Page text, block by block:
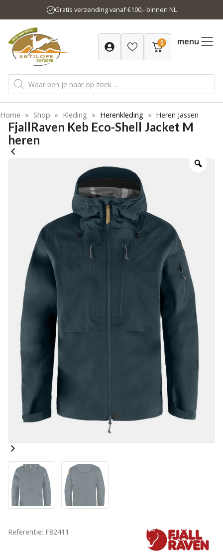
naar
inhoud
Gratis verzending vanaf €100,- binnen NL
0 menu
Producten
zoeken
Home » Shop » Kleding » Herenkleding » Heren Jassen
FjallRaven Keb Eco-Shell Jacket M
heren
Referentie: F82411